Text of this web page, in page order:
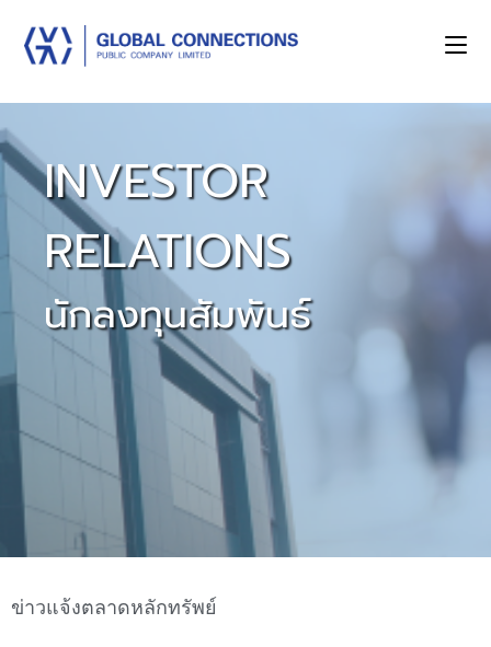
INVESTOR
RELATIONS
นักลงทุนสัมพันธ์
ข่าวแจ้งตลาดหลักทรัพย์